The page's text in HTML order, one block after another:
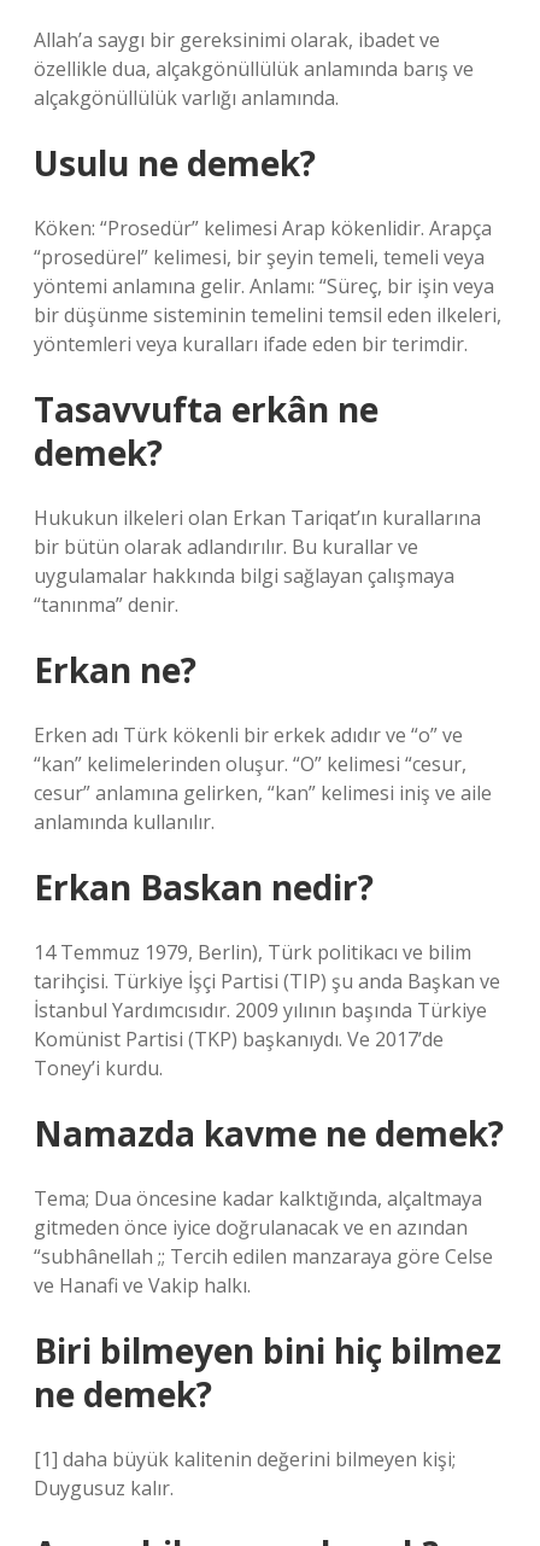
Allah’a saygı bir gereksinimi olarak, ibadet ve
özellikle dua, alçakgönüllülük anlamında barış ve
alçakgönüllülük varlığı anlamında.
Usulu ne demek?
Köken: “Prosedür” kelimesi Arap kökenlidir. Arapça
“prosedürel” kelimesi, bir şeyin temeli, temeli veya
yöntemi anlamına gelir. Anlamı: “Süreç, bir işin veya
bir düşünme sisteminin temelini temsil eden ilkeleri,
yöntemleri veya kuralları ifade eden bir terimdir.
Tasavvufta erkân ne
demek?
Hukukun ilkeleri olan Erkan Tariqat’ın kurallarına
bir bütün olarak adlandırılır. Bu kurallar ve
uygulamalar hakkında bilgi sağlayan çalışmaya
“tanınma” denir.
Erkan ne?
Erken adı Türk kökenli bir erkek adıdır ve “o” ve
“kan” kelimelerinden oluşur. “O” kelimesi “cesur,
cesur” anlamına gelirken, “kan” kelimesi iniş ve aile
anlamında kullanılır.
Erkan Baskan nedir?
14 Temmuz 1979, Berlin), Türk politikacı ve bilim
tarihçisi. Türkiye İşçi Partisi (TIP) şu anda Başkan ve
İstanbul Yardımcısıdır. 2009 yılının başında Türkiye
Komünist Partisi (TKP) başkanıydı. Ve 2017’de
Toney’i kurdu.
Namazda kavme ne demek?
Tema; Dua öncesine kadar kalktığında, alçaltmaya
gitmeden önce iyice doğrulanacak ve en azından
“subhânellah ;; Tercih edilen manzaraya göre Celse
ve Hanafi ve Vakip halkı.
Biri bilmeyen bini hiç bilmez
ne demek?
[1] daha büyük kalitenin değerini bilmeyen kişi;
Duygusuz kalır.